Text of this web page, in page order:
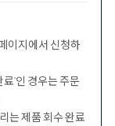
이지에서 신청하
료’인 경우는 주문
는 제품 회수 완료